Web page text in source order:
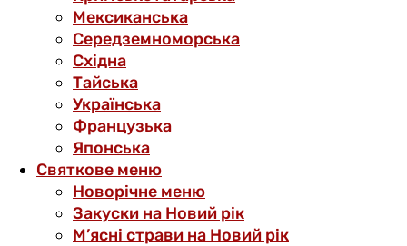
Мексиканська
Середземноморська
Східна
Тайська
Українська
Французька
Японська
Святкове меню
Новорічне меню
Закуски на Новий рік
М’ясні страви на Новий рік